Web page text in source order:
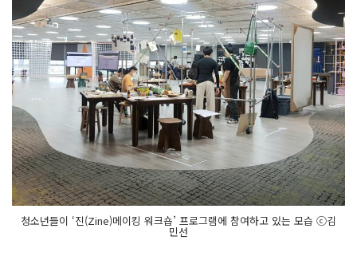
청소년들이 ‘진(Zine)메이킹 워크숍’ 프로그램에 참여하고 있는 모습 ⓒ김
민선